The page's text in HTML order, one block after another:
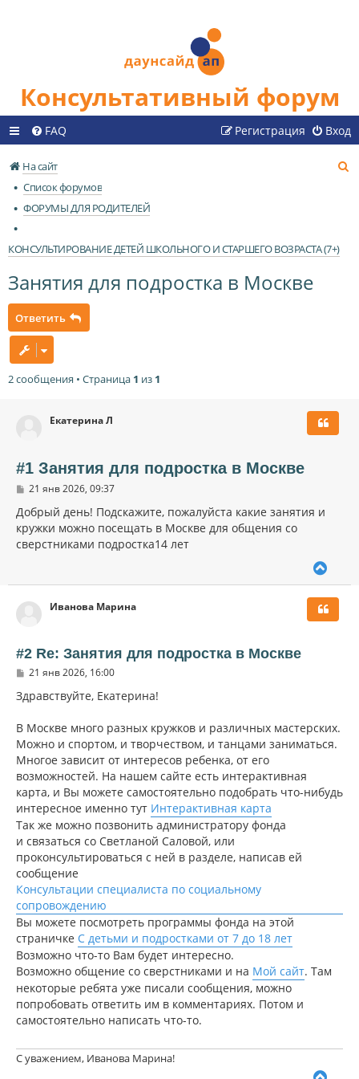
Консультативный форум
FAQ Вход
Регистрация
На сайт
Список форумов
ФОРУМЫ ДЛЯ РОДИТЕЛЕЙ
КОНСУЛЬТИРОВАНИЕ ДЕТЕЙ ШКОЛЬНОГО И СТАРШЕГО ВОЗРАСТА (7+)
Занятия для подростка в Москве
Ответить
2 сообщения • Страница 1 из 1
Екатерина Л
#1 Занятия для подростка в Москве
С
о
щ
е
21 янв 2026, 09:37
Добрый день! Подскажите, пожалуйста какие занятия и
кружки можно посещать в Москве для общения со
сверстниками подростка14 лет
у
ч
а
Иванова Марина
#2 Re: Занятия для подростка в Москве
С
о
б
е
н
и
е
21 янв 2026, 16:00
Здравствуйте, Екатерина!
В Москве много разных кружков и различных мастерских.
Можно и спортом, и творчеством, и танцами заниматься.
Многое зависит от интересов ребенка, от его
возможностей. На нашем сайте есть интерактивная
карта, и Вы можете самостоятельно подобрать что-нибудь
интересное именно тут Интерактивная карта
Так же можно позвонить администратору фонда
и связаться со Светланой Саловой, или
проконсультироваться с ней в разделе, написав ей
сообщение
Консультации специалиста по социальному
сопровождению
Вы можете посмотреть программы фонда на этой
страничке С детьми и подростками от 7 до 18 лет
Возможно что-то Вам будет интересно.
Возможно общение со сверстниками и на Мой сайт. Там
некоторые ребята уже писали сообщения, можно
попробовать ответить им в комментариях. Потом и
самостоятельно написать что-то.
С уважением, Иванова Марина!